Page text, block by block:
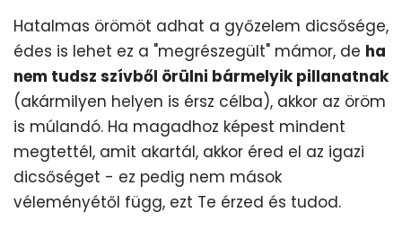
Hatalmas örömöt adhat a győzelem dicsősége,
édes is lehet ez a "megrészegült" mámor, de ha
nem tudsz szívből örülni bármelyik pillanatnak
(akármilyen helyen is érsz célba), akkor az öröm
is múlandó. Ha magadhoz képest mindent
megtettél, amit akartál, akkor éred el az igazi
dicsőséget - ez pedig nem mások
véleményétől függ, ezt Te érzed és tudod.